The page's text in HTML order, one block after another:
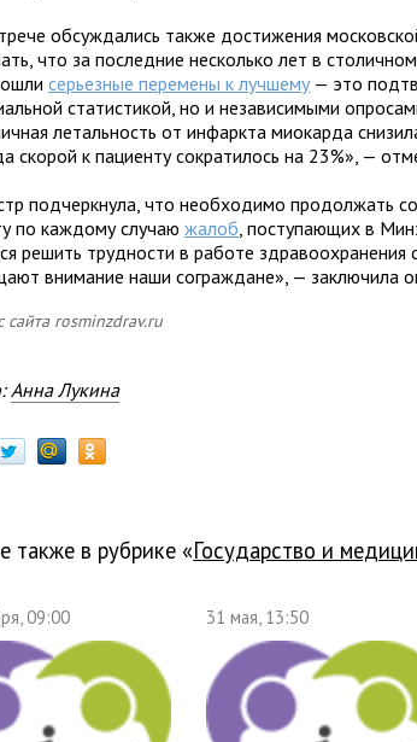
обсуждались также достижения
что за последние несколько лет в
серьезные перемены к лучшему — это
статистикой, но и независимыми
летальность от инфаркта миокарда
скорой к пациенту сократилось на 23%», —
подчеркнула, что необходимо продолжать
по каждому случаюжалоб, поступающих в
решить трудности в работе здравоохранения
внимание наши сограждане», — заключила
сайта rosminzdrav.ru
Анна Лукина
также в рубрике « государство и
09:00 31 мая, 13:50